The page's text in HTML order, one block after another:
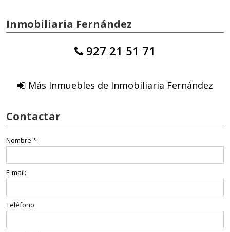
Inmobiliaria Fernández
927 21 51 71
Más Inmuebles de Inmobiliaria Fernández
Contactar
Nombre *:
E-mail:
Teléfono: